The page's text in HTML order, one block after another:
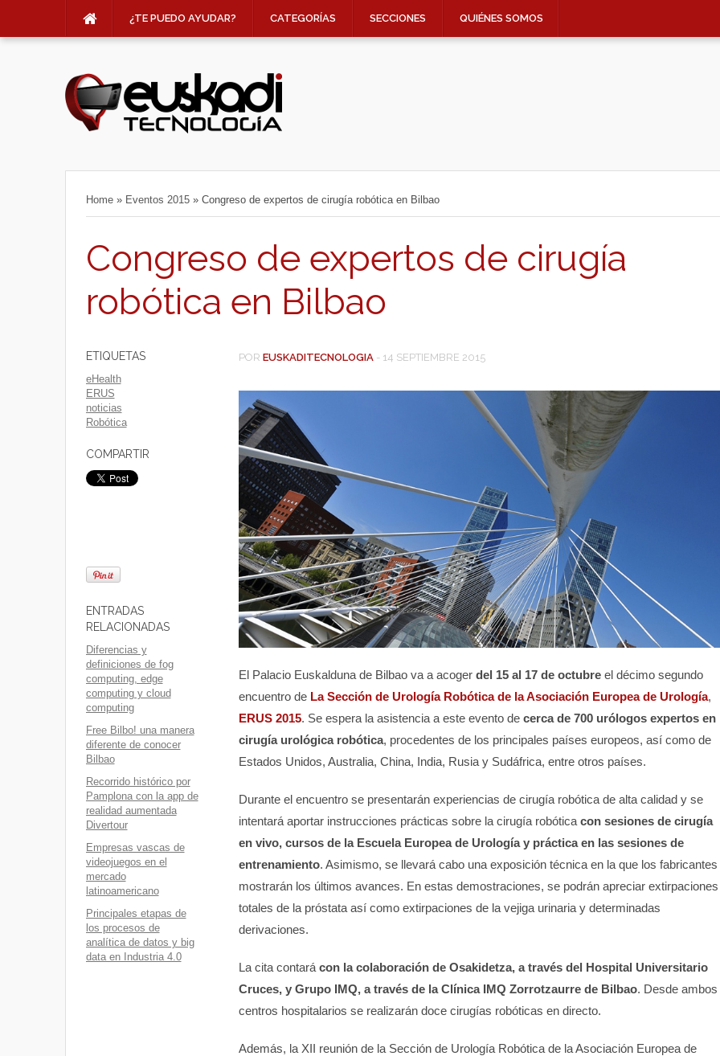
¿TE PUEDO AYUDAR? CATEGORÍAS SECCIONES QUIÉNES SOMOS
Home » Eventos 2015 » Congreso de expertos de cirugía robótica en Bilbao
Congreso de expertos de cirugía
robótica en Bilbao
ETIQUETAS
eHealth
ERUS
noticias
Robótica
COMPARTIR
ENTRADAS
RELACIONADAS
Diferencias y
definiciones de fog
computing, edge
computing y cloud
computing
Free Bilbo! una manera
diferente de conocer
Bilbao
Recorrido histórico por
Pamplona con la app de
realidad aumentada
Divertour
Empresas vascas de
videojuegos en el
mercado
latinoamericano
Principales etapas de
los procesos de
analítica de datos y big
data en Industria 4.0
POR EUSKADITECNOLOGIA - 14 SEPTIEMBRE 2015
El Palacio Euskalduna de Bilbao va a acoger del 15 al 17 de octubreel décimo segundo
encuentro de La Sección de Urología Robótica de la Asociación Europea de Urología,
ERUS 2015. Se espera la asistencia a este evento de cerca de 700 urólogos expertos en
cirugía urológica robótica, procedentes de los principales países europeos, así como de
Estados Unidos, Australia, China, India, Rusia y Sudáfrica, entre otros países.
Durante el encuentro se presentarán experiencias de cirugía robótica de alta calidad y se
intentará aportar instrucciones prácticas sobre la cirugía robótica con sesiones de cirugía
en vivo, cursos de la Escuela Europea de Urología y práctica en las sesiones de
entrenamiento. Asimismo, se llevará cabo una exposición técnica en la que los fabricantes
mostrarán los últimos avances. En estas demostraciones, se podrán apreciar extirpaciones
totales de la próstata así como extirpaciones de la vejiga urinaria y determinadas
derivaciones.
La cita contará con la colaboración de Osakidetza, a través del Hospital Universitario
Cruces, y Grupo IMQ, a través de la Clínica IMQ Zorrotzaurre de Bilbao. Desde ambos
centros hospitalarios se realizarán doce cirugías robóticas en directo.
Además, la XII reunión de la Sección de Urología Robótica de la Asociación Europea de